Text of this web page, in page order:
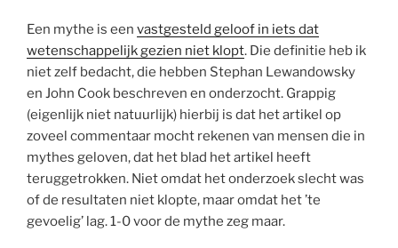
Een mythe is een vastgesteld geloof in iets dat
wetenschappelijk gezien niet klopt. Die definitie heb ik
niet zelf bedacht, die hebben Stephan Lewandowsky
en John Cook beschreven en onderzocht. Grappig
(eigenlijk niet natuurlijk) hierbij is dat het artikel op
zoveel commentaar mocht rekenen van mensen die in
mythes geloven, dat het blad het artikel heeft
teruggetrokken. Niet omdat het onderzoek slecht was
of de resultaten niet klopte, maar omdat het ’te
gevoelig’ lag. 1-0 voor de mythe zeg maar.